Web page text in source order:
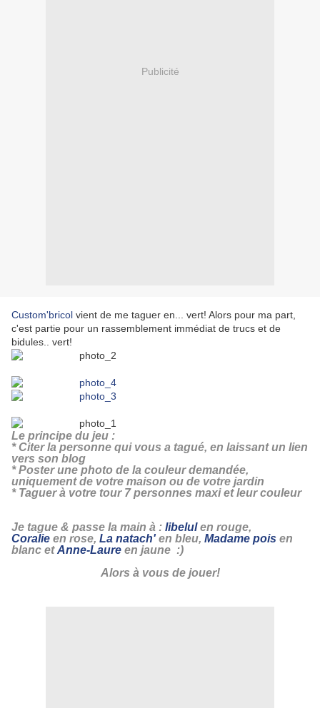
Publicité
Custom'bricol vient de me taguer en... vert! Alors pour ma part,
c'est partie pour un rassemblement immédiat de trucs et de
bidules.. vert!
Le principe du jeu :
* Citer la personne qui vous a tagué, en laissant un lien
vers son blog
* Poster une photo de la couleur demandée,
uniquement de votre maison ou de votre jardin
* Taguer à votre tour 7 personnes maxi et leur couleur
Je tague & passe la main à : libelulen rouge,
Coralie en rose, La natach'en bleu, Madame pois en
blanc etAnne-Laure en jaune :)
Alors à vous de jouer!